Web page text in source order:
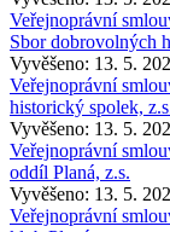
Veřejnoprávní
Sbor dobrovolných
Vyvěšeno: 13. 5.
Veřejnoprávní
historický spolek,
Vyvěšeno: 13. 5.
Veřejnoprávní
oddíl Planá, z.s.
Vyvěšeno: 13. 5.
Veřejnoprávní